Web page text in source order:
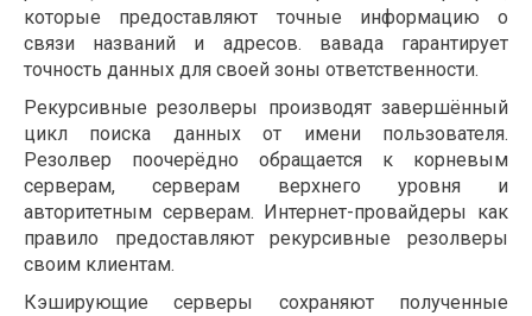
которые предоставляют точные информацию о
связи названий и адресов. вавада гарантирует
точность данных для своей зоны ответственности.
Рекурсивные резолверы производят завершённый
цикл поиска данных от имени пользователя.
Резолвер поочерёдно обращается к корневым
серверам, серверам верхнего уровня и
авторитетным серверам. Интернет-провайдеры как
правило предоставляют рекурсивные резолверы
своим клиентам.
Кэширующие серверы сохраняют полученные